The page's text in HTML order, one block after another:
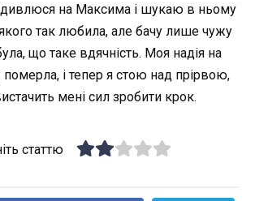
на Максима і шукаю в ньому
так любила, але бачу лише чужу
що таке вдячність. Моя надія на
померла, і тепер я стою над прірвою,
мені сил зробити крок.
статтю